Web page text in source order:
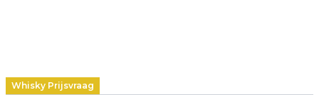
Whisky Prijsvraag